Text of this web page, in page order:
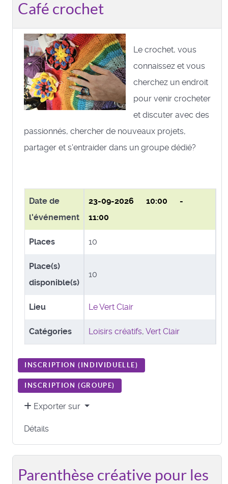
Café crochet
Le crochet, vous
connaissez et vous
cherchez un endroit
pour venir crocheter
et discuter avec des
passionnés, chercher de nouveaux projets,
partager et s'entraider dans un groupe dédié?
Date de
l'événement
23-09-2026 10:00 -
11:00
Places 10
Place(s)
disponible(s)
10
Lieu Le Vert Clair
Catégories Loisirs créatifs, Vert Clair
INSCRIPTION ( INDIVIDUELLE)
INSCRIPTION (GROUPE)
Exporter sur
Détails
Parenthèse créative pour les